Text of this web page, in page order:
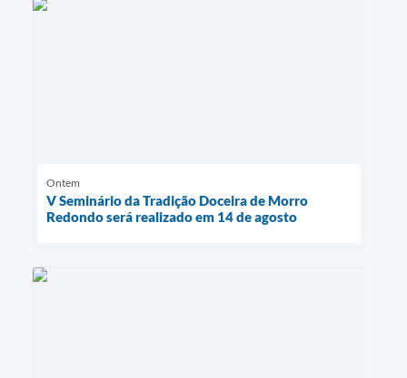
Ontem
V Seminário da Tradição Doceira de Morro
Redondo será realizado em 14 de agosto